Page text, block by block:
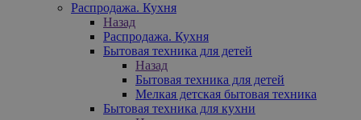
Распродажа. Кухня
Назад
Распродажа. Кухня
Бытовая техника для детей
Назад
Бытовая техника для детей
Мелкая детская бытовая техника
Бытовая техника для кухни